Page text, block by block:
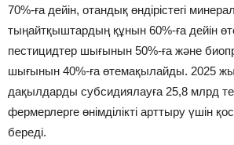
70%-ға дейін, отандық өндірістегі
тыңайтқыштардың құнын 60%-ға дейін
пестицидтер шығынын 50%-ға және
шығынын 40%-ға өтемақылайды. 2025
дақылдарды субсидиялауға 25,8 млрд
фермерлерге өнімділікті арттыру үшін
береді.